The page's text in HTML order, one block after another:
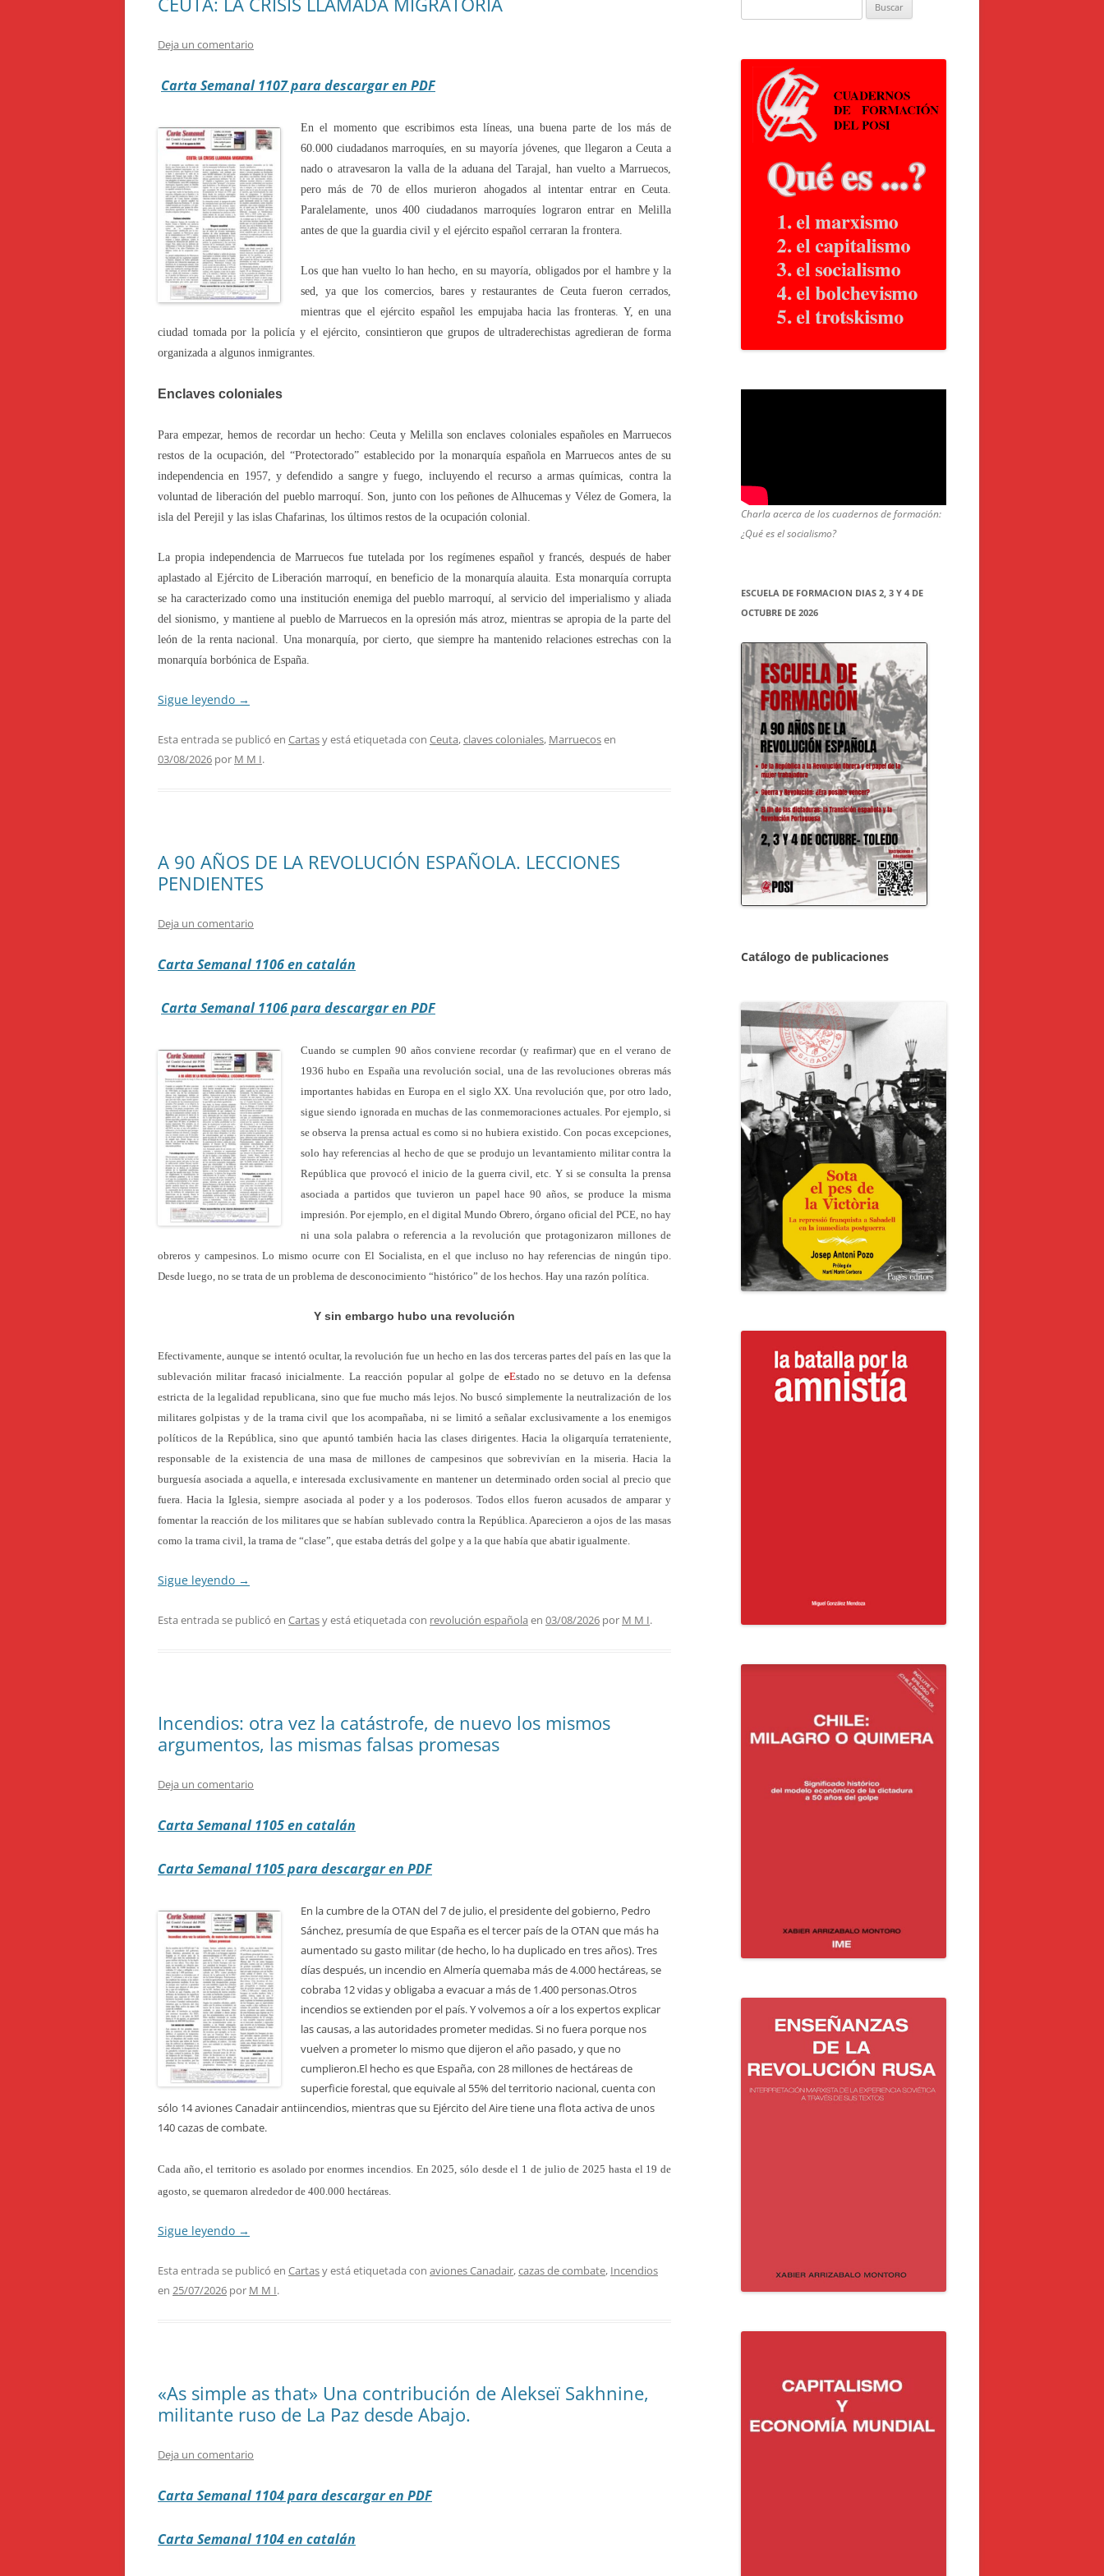
Deja un comentario
Carta Semanal 1107 para descargar en PDF
En el momento que escribimos esta líneas, una buena parte de los más de
60.000 ciudadanos marroquíes, en su mayoría jóvenes, que llegaron a Ceuta a
nado o atravesaron la valla de la aduana del Tarajal, han vuelto a Marruecos,
pero más de 70 de ellos murieron ahogados al intentar entrar en Ceuta.
Paralelamente, unos 400 ciudadanos marroquíes lograron entrar en Melilla
antes de que la guardia civil y el ejército español cerraran la frontera.
Los que han vuelto lo han hecho, en su mayoría, obligados por el hambre y la
sed, ya que los comercios, bares y restaurantes de Ceuta fueron cerrados,
mientras que el ejército español les empujaba hacia las fronteras. Y, en una
ciudad tomada por la policía y el ejército, consintieron que grupos de ultraderechistas agredieran de forma
organizada a algunos inmigrantes.
Enclaves coloniales
Para empezar, hemos de recordar un hecho: Ceuta y Melilla son enclaves coloniales españoles en Marruecos
restos de la ocupación, del “Protectorado” establecido por la monarquía española en Marruecos antes de su
independencia en 1957, y defendido a sangre y fuego, incluyendo el recurso a armas químicas, contra la
voluntad de liberación del pueblo marroquí. Son, junto con los peñones de Alhucemas y Vélez de Gomera, la
isla del Perejil y las islas Chafarinas, los últimos restos de la ocupación colonial.
La propia independencia de Marruecos fue tutelada por los regímenes español y francés, después de haber
aplastado al Ejército de Liberación marroquí, en beneficio de la monarquía alauita. Esta monarquía corrupta
se ha caracterizado como una institución enemiga del pueblo marroquí, al servicio del imperialismo y aliada
del sionismo, y mantiene al pueblo de Marruecos en la opresión más atroz, mientras se apropia de la parte del
león de la renta nacional. Una monarquía, por cierto, que siempre ha mantenido relaciones estrechas con la
monarquía borbónica de España.
Sigue leyendo →
Esta entrada se publicó en Cartasy está etiquetada con Ceuta,claves coloniales, Marruecosen
03/08/2026 por M M I.
A 90 AÑOS DE LA REVOLUCIÓN ESPAÑOLA. LECCIONES
PENDIENTES
Deja un comentario
Carta Semanal 1106 en catalán
Carta Semanal 1106 para descargar en PDF
Cuando se cumplen 90 años conviene recordar (y reafirmar) que en el verano de
1936 hubo en España una revolución social, una de las revoluciones obreras más
importantes habidas en Europa en el siglo XX. Una revolución que, por otro lado,
sigue siendo ignorada en muchas de las conmemoraciones actuales. Por ejemplo, si
se observa la prensa actual es como si no hubiera existido. Con pocas excepciones,
solo hay referencias al hecho de que se produjo un levantamiento militar contra la
República que provocó el inicio de la guerra civil, etc. Y si se consulta la prensa
asociada a partidos que tuvieron un papel hace 90 años, se produce la misma
impresión. Por ejemplo, en el digital Mundo Obrero, órgano oficial del PCE, no hay
ni una sola palabra o referencia a la revolución que protagonizaron millones de
obreros y campesinos. Lo mismo ocurre con El Socialista, en el que incluso no hayreferencias de ningún tipo.
Desde luego, no se trata de un problema de desconocimiento “histórico” de los hechos. Hay una razón política.
Y sin embargo hubo una revolución
Efectivamente, aunque se intentó ocultar, la revolución fue un hecho en las dos terceras partes del país en las que la
sublevación militar fracasó inicialmente. La reacción popular al golpe de eEstado no se detuvo en la defensa
estricta de la legalidad republicana, sino que fue mucho más lejos. No buscó simplemente la neutralización de los
militares golpistas y de la trama civil que los acompañaba, ni se limitó a señalar exclusivamente a los enemigos
políticos de la República, sino que apuntó también hacia las clases dirigentes. Hacia la oligarquía terrateniente,
responsable dela existencia de una masa de millones de campesinos que sobrevivían en la miseria. Hacia la
burguesía asociada a aquella, e interesada exclusivamente en mantener un determinado orden social al precio que
fuera. Hacia la Iglesia, siempre asociada al poder y a los poderosos. Todos ellos fueron acusados de amparar y
fomentar la reacción de los militares que se habían sublevado contra la República. Aparecieron a ojos de las masas
como la trama civil, la trama de “clase”, que estaba detrás del golpe y a la que había que abatir igualmente.
Sigue leyendo →
Esta entrada se publicó en Cartasy está etiquetada con revolución española en 03/08/2026 por M M I.
Incendios: otra vez la catástrofe, de nuevo los mismos
argumentos, las mismas falsas promesas
Deja un comentario
Carta Semanal 1105 en catalán
Carta Semanal 1105 para descargar en PDF
En la cumbre de la OTAN del 7 de julio, el presidente del gobierno, Pedro
Sánchez, presumía de que España es el tercer país de la OTAN que más ha
aumentado su gasto militar (de hecho, lo ha duplicado en tres años). Tres
días después, un incendio en Almería quemaba más de 4.000 hectáreas, se
cobraba 12 vidas y obligaba a evacuar a más de 1.400 personas.Otros
incendios se extienden por el país. Y volvemos a oír a los expertos explicar
las causas, a las autoridades prometer medidas. Si no fuera porque nos
vuelven a prometer lo mismo que dijeron el año pasado, y que no
cumplieron.El hecho es que España, con 28 millones de hectáreas de
superficie forestal, que equivale al 55% del territorio nacional, cuenta con
sólo 14 aviones Canadair antiincendios, mientras que su Ejército del Aire tiene una flota activa de unos
140 cazas de combate.
Cada año, el territorio es asolado por enormes incendios. En 2025, sólo desde el 1 de julio de 2025 hasta el 19 de
agosto, se quemaron alrededor de 400.000 hectáreas.
Sigue leyendo →
Esta entrada se publicó en Cartasy está etiquetada con aviones Canadair,cazas de combate, Incendios
en 25/07/2026 por M M I.
«As simple as that» Una contribución de Alekseï Sakhnine,
militante ruso de La Paz desde Abajo.
Deja un comentario
Carta Semanal 1104 para descargar en PDF
Carta Semanal 1104 en catalán
Charla acerca de los cuadernos de formación:
¿Qué es el socialismo?
ESCUELA DE FORMACION DIAS 2, 3 Y 4 DE
OCTUBRE DE 2026
Catálogo de publicaciones